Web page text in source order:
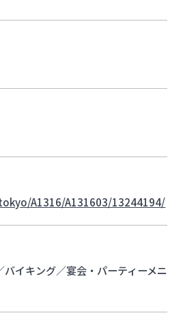
A1316/A131603/13244194/
イキング／宴会・パーティーメニ